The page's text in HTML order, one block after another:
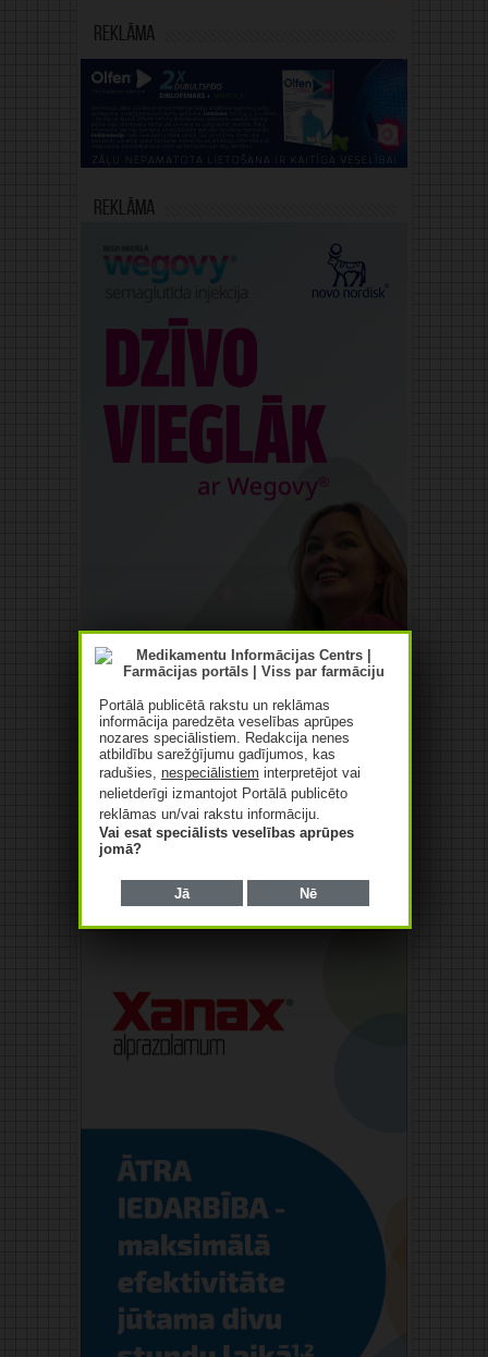
Reklāma
Reklāma
Portālā publicētā rakstu un reklāmas
informācija paredzēta veselības aprūpes
nozares speciālistiem. Redakcija nenes
atbildību sarežģījumu gadījumos, kas
radušies, nespeciālistiem interpretējot vai
nelietderīgi izmantojot Portālā publicēto
reklāmas un/vai rakstu informāciju.
Vai esat speciālists veselības aprūpes
jomā?
Jā Nē